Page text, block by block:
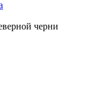
черни